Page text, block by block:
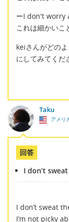
ーI don't worry
これは細かいこ
keiさんがどの
にしてみてくだ
Taku
アメリ
回答
I don’t
I don’t sweat
I’m not picky